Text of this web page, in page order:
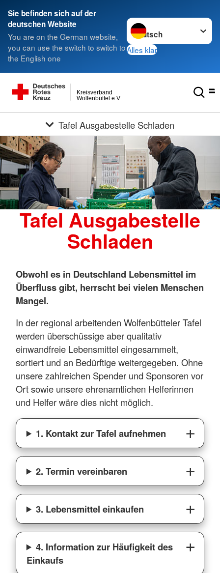
Sie befinden sich auf der
deutschen Website
You are on the German website,
you can use the switch to switch to
the English one
Sprache wechseln zu
Alles klar
Wolfenbüttel e.V.
Kreisverband
Tafel Ausgabestelle Schladen
Tafel Ausgabestelle
Schladen
Obwohl es in Deutschland Lebensmittel im
Überfluss gibt, herrscht bei vielen Menschen
Mangel.
In der regional arbeitenden Wolfenbütteler Tafel
werden überschüssige aber qualitativ
einwandfreie Lebensmittel eingesammelt,
sortiert und an Bedürftige weitergegeben. Ohne
unsere zahlreichen Spender und Sponsoren vor
Ort sowie unsere ehrenamtlichen Helferinnen
und Helfer wäre dies nicht möglich.
1. Kontakt zur Tafel aufnehmen
2. Termin vereinbaren
3. Lebensmittel einkaufen
4. Information zur Häufigkeit des
Einkaufs